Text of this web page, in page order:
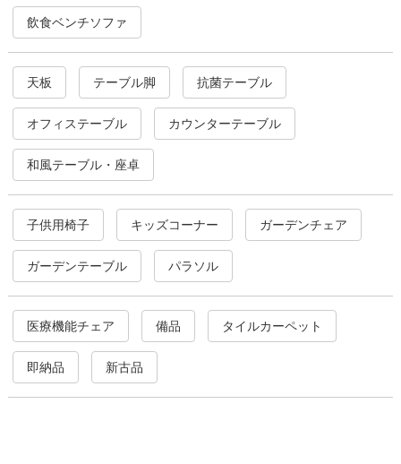
飲食ベンチソファ
天板 テーブル脚 抗菌テーブル
オフィステーブル カウンターテーブル
和風テーブル・座卓
子供用椅子 キッズコーナー ガーデンチェア
ガーデンテーブル パラソル
医療機能チェア 備品 タイルカーペット
即納品 新古品